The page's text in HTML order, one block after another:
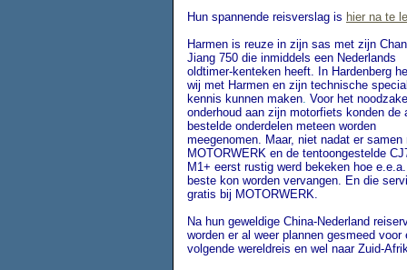
Hun spannende reisverslag is hier na te
Harmen is reuze in zijn sas met zijn
Jiang 750 die inmiddels een Nederlands
oldtimer-kenteken heeft. In Hardenberg
wij met Harmen en zijn technische
kennis kunnen maken. Voor het
onderhoud aan zijn motorfiets konden de
bestelde onderdelen meteen worden
meegenomen. Maar, niet nadat er samen
MOTORWERK en de tentoongestelde
M1+ eerst rustig werd bekeken hoe
beste kon worden vervangen. En die
gratis bij MOTORWERK.
Na hun geweldige China-Nederland
worden er al weer plannen gesmeed voor
volgende wereldreis en wel naar Zuid-